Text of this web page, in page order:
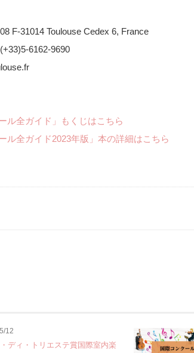
F-31014 Toulouse Cedex 6, France
6162-9690
ル全ガイド」もくじはこちら
ル全ガイド2023年版」本の詳細はこちら
12
・ディ・トリエステ賞国際室内楽